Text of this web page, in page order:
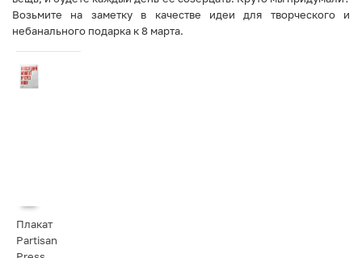
Возьмите на заметку в качестве идеи для творческого и
небанального подарка к 8 марта.
Плакат
Partisan